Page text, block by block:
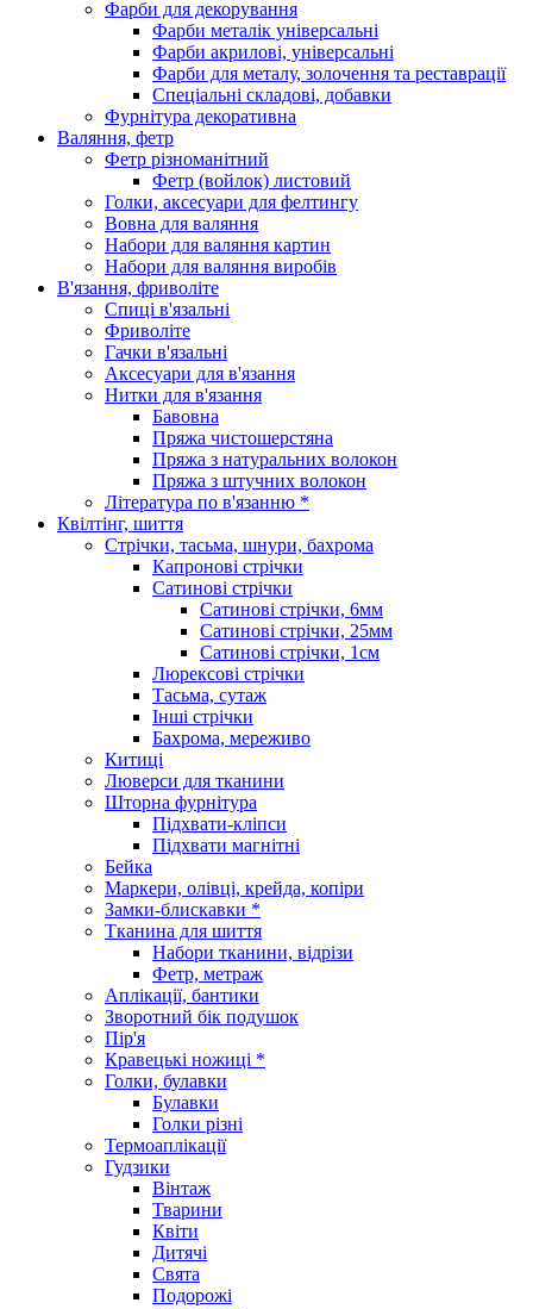
Фарби для декорування
Фарби металік універсальні
Фарби акрилові, універсальні
Фарби для металу, золочення та реставрації
Спеціальні складові, добавки
Фурнітура декоративна
Валяння, фетр
Фетр різноманітний
Фетр (войлок) листовий
Голки, аксесуари для фелтингу
Вовна для валяння
Набори для валяння картин
Набори для валяння виробів
В'язання, фриволіте
Спиці в'язальні
Фриволіте
Гачки в'язальні
Аксесуари для в'язання
Нитки для в'язання
Бавовна
Пряжа чистошерстяна
Пряжа з натуральних волокон
Пряжа з штучних волокон
Література по в'язанню *
Квілтінг, шиття
Стрічки, тасьма, шнури, бахрома
Капронові стрічки
Сатинові стрічки
Сатинові стрічки, 6мм
Сатинові стрічки, 25мм
Сатинові стрічки, 1см
Люрексові стрічки
Тасьма, сутаж
Інші стрічки
Бахрома, мереживо
Китиці
Люверси для тканини
Шторна фурнітура
Підхвати-кліпси
Підхвати магнітні
Бейка
Маркери, олівці, крейда, копіри
Замки-блискавки *
Тканина для шиття
Набори тканини, відрізи
Фетр, метраж
Аплікації, бантики
Зворотний бік подушок
Пір'я
Кравецькі ножиці *
Голки, булавки
Булавки
Голки різні
Термоаплікації
Гудзики
Вінтаж
Тварини
Квіти
Дитячі
Свята
Подорожі